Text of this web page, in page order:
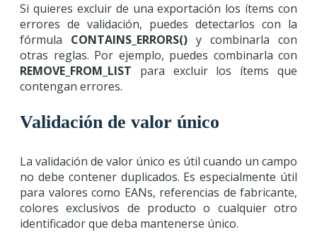
Si quieres excluir de una exportación los ítems con
errores de validación, puedes detectarlos con la
fórmula CONTAINS_ERRORS() y combinarla con
otras reglas. Por ejemplo, puedes combinarla con
REMOVE_FROM_LIST para excluir los ítems que
contengan errores.
Validación de valor único
La validación de valor único es útil cuando un campo
no debe contener duplicados. Es especialmente útil
para valores como EANs, referencias de fabricante,
colores exclusivos de producto o cualquier otro
identificador que deba mantenerse único.